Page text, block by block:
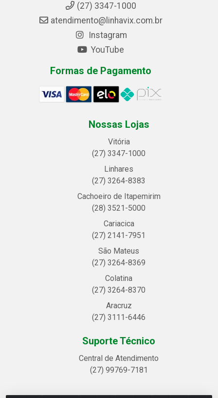
(27) 3347-1000
atendimento@linhavix.com.br
Instagram
YouTube
Formas de Pagamento
Nossas Lojas
Vitória
(27) 3347-1000
Linhares
(27) 3264-8383
Cachoeiro de Itapemirim
(28) 3521-5000
Cariacica
(27) 2141-7951
São Mateus
(27) 3264-8369
Colatina
(27) 3264-8370
Aracruz
(27) 3111-6446
Suporte Técnico
Central de Atendimento
(27) 99769-7181